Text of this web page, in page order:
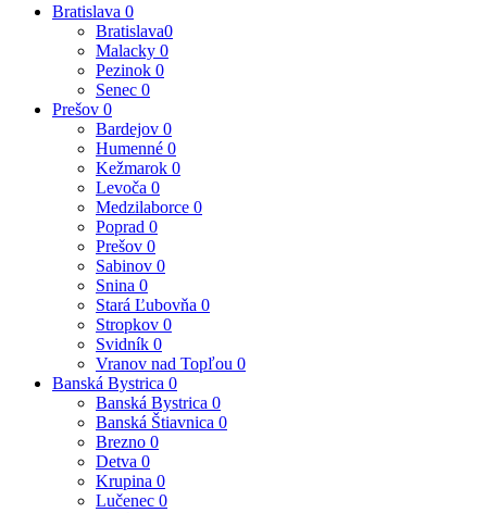
Bratislava 0
Bratislava0
Malacky 0
Pezinok 0
Senec 0
Prešov 0
Bardejov 0
Humenné 0
Kežmarok 0
Levoča 0
Medzilaborce 0
Poprad 0
Prešov 0
Sabinov 0
Snina 0
Stará Ľubovňa 0
Stropkov 0
Svidník 0
Vranov nad Topľou 0
Banská Bystrica 0
Banská Bystrica 0
Banská Štiavnica 0
Brezno 0
Detva 0
Krupina 0
Lučenec 0